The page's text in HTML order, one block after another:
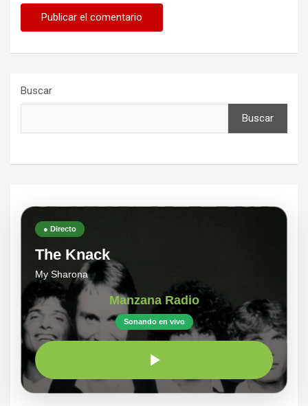
Buscar
Buscar
● Directo
The Knack
My Sharona
Manzana Radio
Sonando en vivo